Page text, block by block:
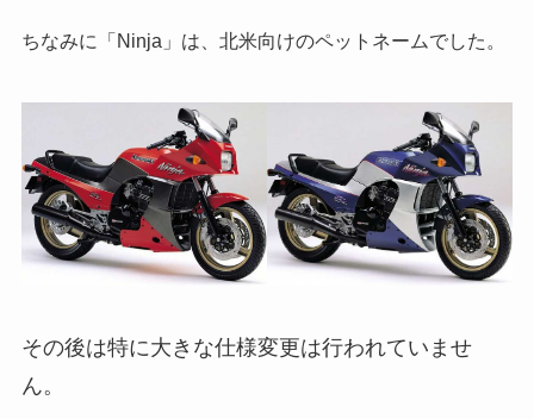
ちなみに「Ninja」は、北米向けのペットネームでした。
その後は特に大きな仕様変更は行われていませ
ん。